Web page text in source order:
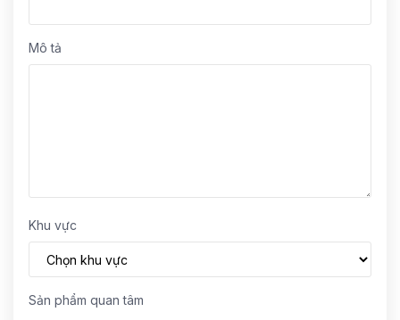
Mô tả
Khu vực
Sản phẩm quan tâm